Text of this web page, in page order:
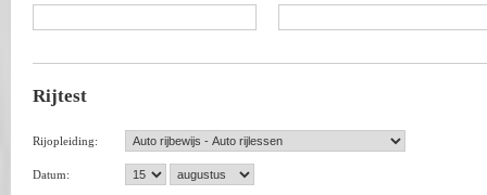
Rijtest
Rijopleiding:
Datum: